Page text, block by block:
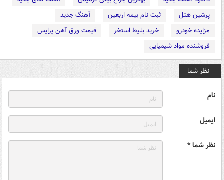
پرشین هتل
ثبت نام بیمه اربعین
آهنگ جدید
مزایده خودرو
خرید بلیط استخر
قیمت ورق آهن پرایس
فروشنده مواد شیمیایی
نظر شما
نام
ایمیل
نظر شما *